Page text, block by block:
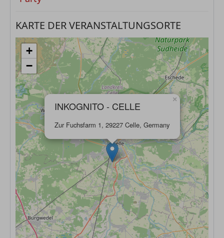
KARTE DER VERANSTALTUNGSORTE
INKOGNITO - CELLE
Zur Fuchsfarm 1, 29227 Celle, Germany
×
+
−